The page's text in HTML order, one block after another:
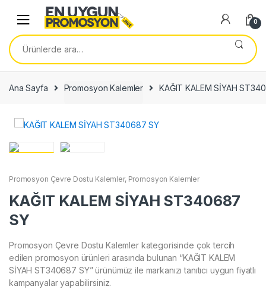
navigation
content
0
Ara:
Ana Sayfa Promosyon Kalemler KAĞIT KALEM SİYAH
Promosyon Çevre Dostu Kalemler, Promosyon Kalemler
KAĞIT KALEM SİYAH ST340687
SY
Promosyon Çevre Dostu Kalemler kategorisinde çok tercih
edilen promosyon ürünleri arasında bulunan “KAĞIT KALEM
SİYAH ST340687 SY” ürünümüz ile markanızı tanıtıcı uygun fiyatlı
kampanyalar yapabilirsiniz.